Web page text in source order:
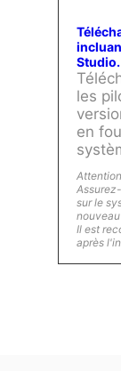
Studio.
les
en
sur le
Il est
après